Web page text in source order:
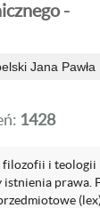
-
Jana
1428
filozofii i teologii
prawa.